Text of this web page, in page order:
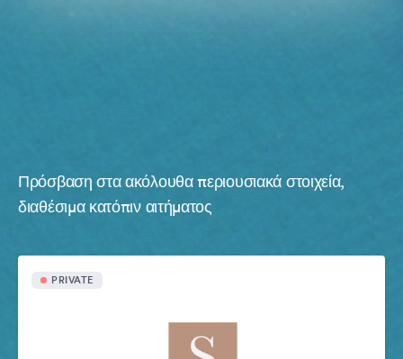
Πρόσβαση στα ακόλουθα περιουσιακά στοιχεία,
διαθέσιμα κατόπιν αιτήματος
PRIVATE